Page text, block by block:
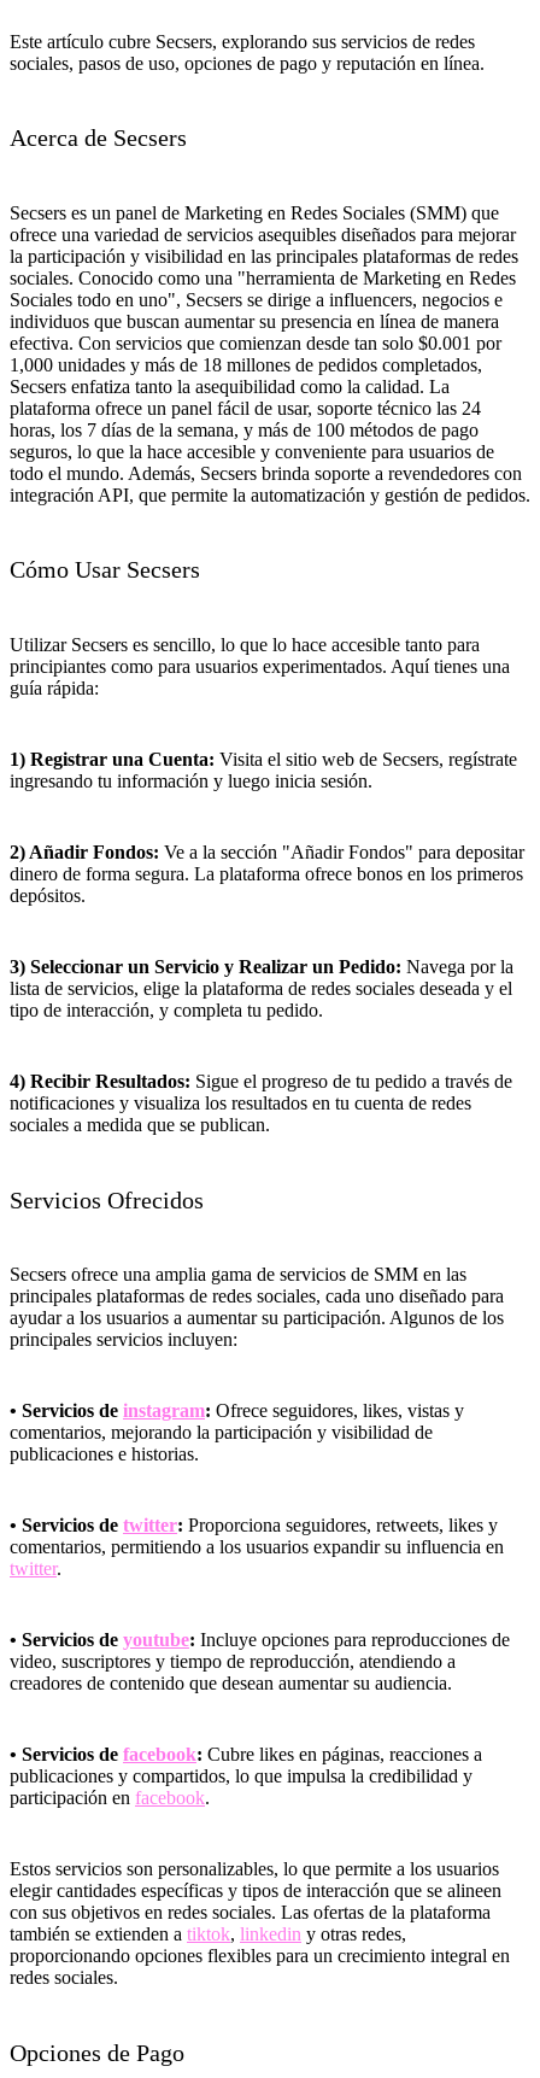
Este artículo cubre Secsers, explorando sus servicios de redes
sociales, pasos de uso, opciones de pago y reputación en línea.
Acerca de Secsers
Secsers es un panel de Marketing en Redes Sociales (SMM) que
ofrece una variedad de servicios asequibles diseñados para mejorar
la participación y visibilidad en las principales plataformas de redes
sociales. Conocido como una "herramienta de Marketing en Redes
Sociales todo en uno", Secsers se dirige a influencers, negocios e
individuos que buscan aumentar su presencia en línea de manera
efectiva. Con servicios que comienzan desde tan solo $0.001 por
1,000 unidades y más de 18 millones de pedidos completados,
Secsers enfatiza tanto la asequibilidad como la calidad. La
plataforma ofrece un panel fácil de usar, soporte técnico las 24
horas, los 7 días de la semana, y más de 100 métodos de pago
seguros, lo que la hace accesible y conveniente para usuarios de
todo el mundo. Además, Secsers brinda soporte a revendedores con
integración API, que permite la automatización y gestión de pedidos.
Cómo Usar Secsers
Utilizar Secsers es sencillo, lo que lo hace accesible tanto para
principiantes como para usuarios experimentados. Aquí tienes una
guía rápida:
1) Registrar una Cuenta: Visita el sitio web de Secsers, regístrate
ingresando tu información y luego inicia sesión.
2) Añadir Fondos: Ve a la sección "Añadir Fondos" para depositar
dinero de forma segura. La plataforma ofrece bonos en los primeros
depósitos.
3) Seleccionar un Servicio y Realizar un Pedido: Navega por la
lista de servicios, elige la plataforma de redes sociales deseada y el
tipo de interacción, y completa tu pedido.
4) Recibir Resultados: Sigue el progreso de tu pedido a través de
notificaciones y visualiza los resultados en tu cuenta de redes
sociales a medida que se publican.
Servicios Ofrecidos
Secsers ofrece una amplia gama de servicios de SMM en las
principales plataformas de redes sociales, cada uno diseñado para
ayudar a los usuarios a aumentar su participación. Algunos de los
principales servicios incluyen:
• Servicios de instagram: Ofrece seguidores, likes, vistas y
comentarios, mejorando la participación y visibilidad de
publicaciones e historias.
• Servicios de twitter: Proporciona seguidores, retweets, likes y
comentarios, permitiendo a los usuarios expandir su influencia en
twitter.
• Servicios de youtube: Incluye opciones para reproducciones de
video, suscriptores y tiempo de reproducción, atendiendo a
creadores de contenido que desean aumentar su audiencia.
• Servicios de facebook: Cubre likes en páginas, reacciones a
publicaciones y compartidos, lo que impulsa la credibilidad y
participación en facebook.
Estos servicios son personalizables, lo que permite a los usuarios
elegir cantidades específicas y tipos de interacción que se alineen
con sus objetivos en redes sociales. Las ofertas de la plataforma
también se extienden a tiktok, linkedin y otras redes,
proporcionando opciones flexibles para un crecimiento integral en
redes sociales.
Opciones de Pago